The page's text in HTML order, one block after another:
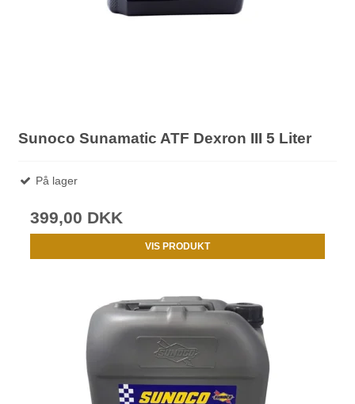
Sunoco Sunamatic ATF Dexron III 5 Liter
På lager
399,00 DKK
VIS PRODUKT